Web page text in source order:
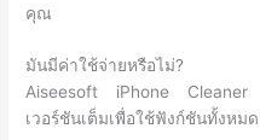
คุณ
มันมีค่าใช้จ่ายหรือไม่?
Aiseesoft iPhone Cleaner
เวอร์ชันเต็มเพื่อใช้ฟังก์ชันทั้งหมด